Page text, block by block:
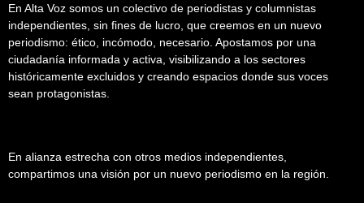
En Alta Voz somos un colectivo de periodistas y columnistas
independientes, sin fines de lucro, que creemos en un nuevo
periodismo: ético, incómodo, necesario. Apostamos por una
ciudadanía informada y activa, visibilizando a los sectores
históricamente excluidos y creando espacios donde sus voces
sean protagonistas.
En alianza estrecha con otros medios independientes,
compartimos una visión por un nuevo periodismo en la región.